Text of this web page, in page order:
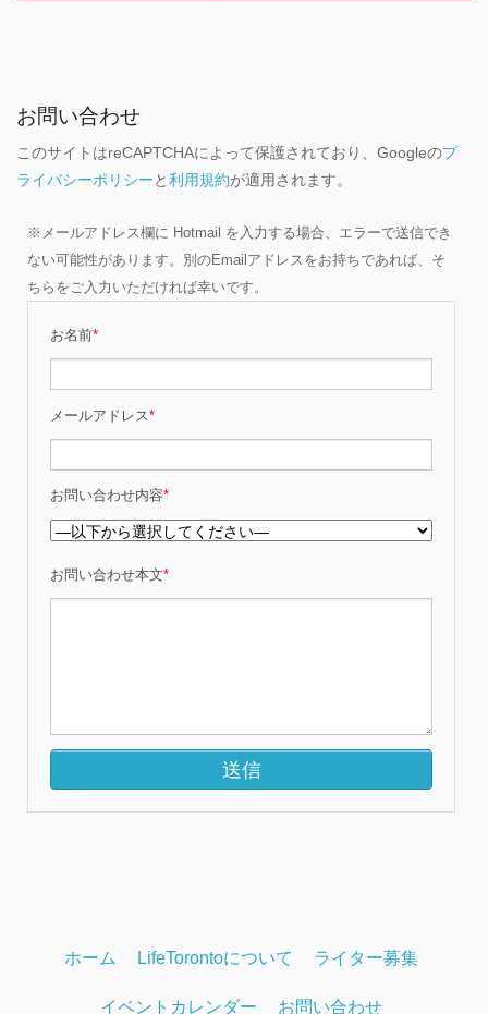
お問い合わせ
このサイトはreCAPTCHAによって保護されており、Googleのプ
ライバシーポリシーと利用規約が適用されます。
※メールアドレス欄に Hotmail を入力する場合、エラーで送信でき
ない可能性があります。別のEmailアドレスをお持ちであれば、そ
ちらをご入力いただければ幸いです。
お名前*
メールアドレス*
お問い合わせ内容*
お問い合わせ本文*
ホーム LifeTorontoについて ライター募集
イベントカレンダー お問い合わせ